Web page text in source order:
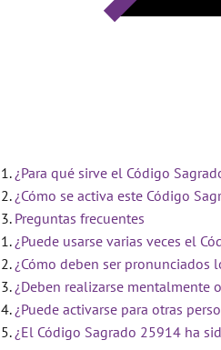
¿Para qué sirve el Código
¿Cómo se activa este Código
Preguntas frecuentes
¿Puede usarse varias veces el
¿Cómo deben ser pronunciados
¿Deben realizarse mentalmente
¿Puede activarse para otras
¿El Código Sagrado 25914 ha